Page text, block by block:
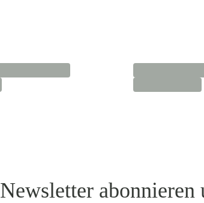
Newsletter abonnieren